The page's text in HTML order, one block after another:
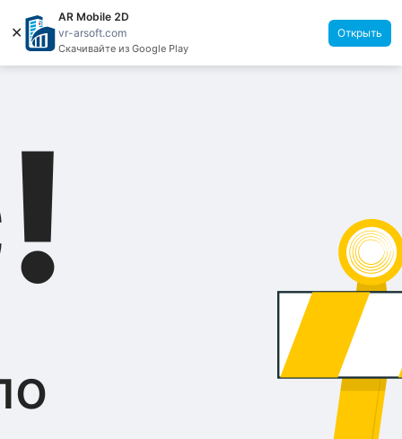
✕
AR Mobile 2D
vr-arsoft.com
Скачивайте из Google Play
Открыть